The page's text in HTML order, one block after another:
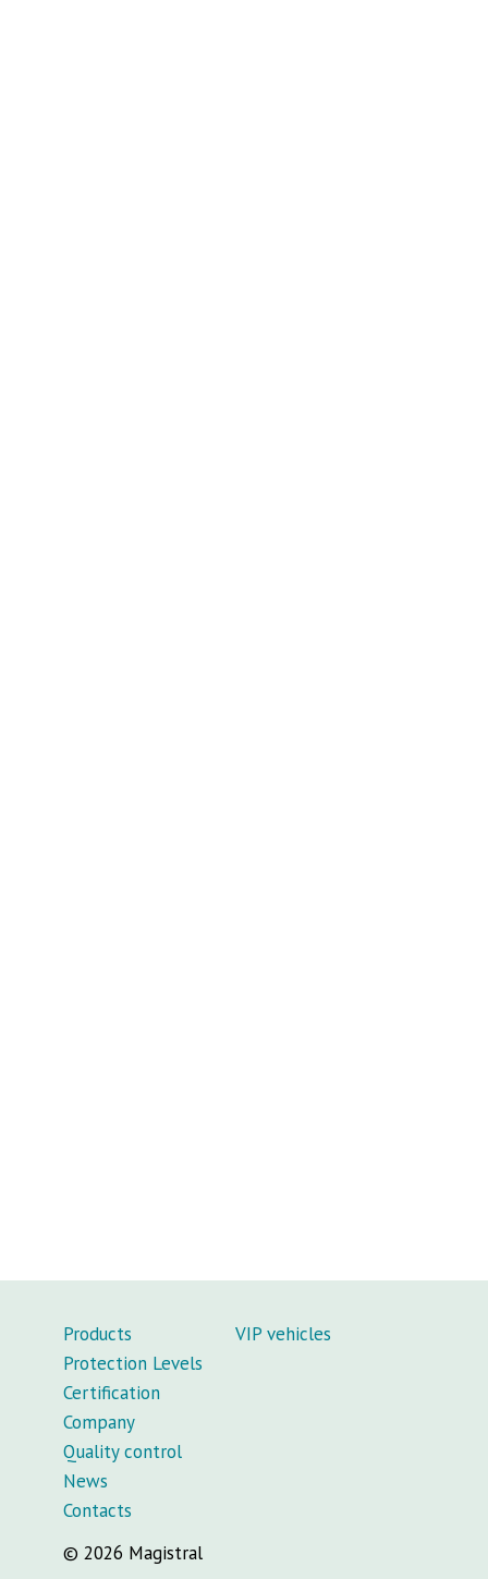
Products
Protection Levels
Certification
Company
Quality control
News
Contacts
© 2026 Magistral
VIP vehicles